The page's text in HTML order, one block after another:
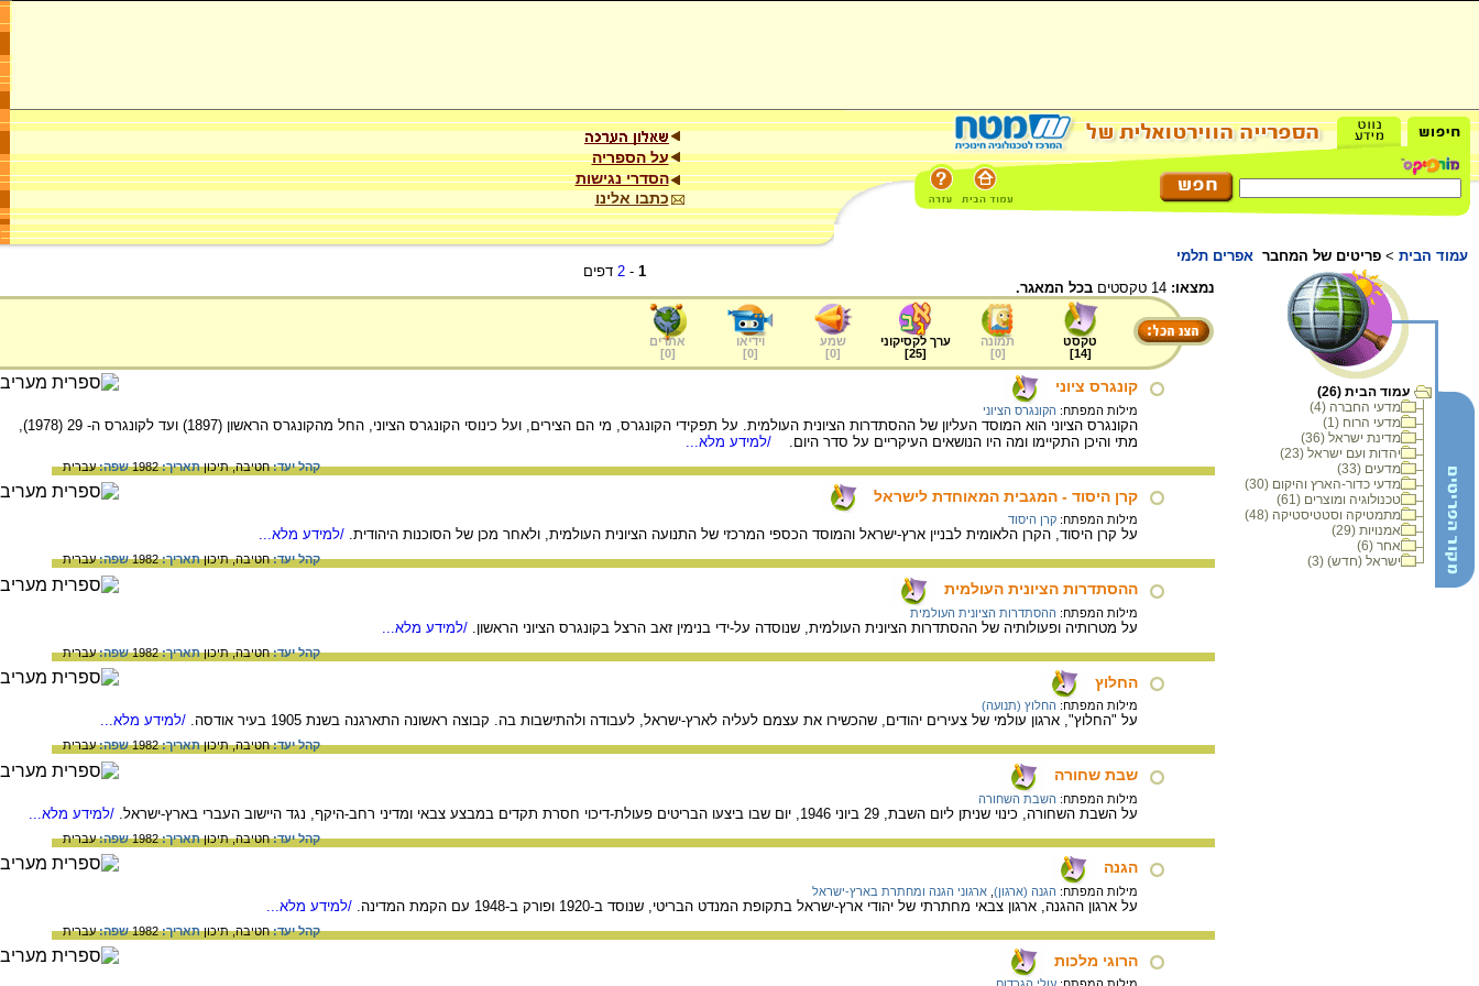
על הספריה
הסדרי נגישות
כתבו אלינו
עמוד הבית > פריטים של המחבר אפרים תלמי
עמוד הבית (26)
מדעי החברה (4)
מדעי הרוח (1)
מדינת ישראל (36)
יהדות ועם ישראל (23)
מדעים (33)
מדעי כדור-הארץ והיקום (30)
טכנולוגיה ומוצרים (61)
מתמטיקה וסטטיסטיקה (48)
אמנויות (29)
אחר (6)
ישראל (חדש) (3)
1
-
2 דפים
נמצאו:
בכל המאגר.
טקסט
[
14
]
תמונה
[
0
]
ערך לקסיקוני
[
25
]
שמע
[
0
]
וידיאו
[
0
]
אתרים
[
0
]
קונגרס ציוני
מילות המפתח: הקונגרס הציוני
הקונגרס הציוני הוא המוסד העליון של ההסתדרות הציונית העולמית. על תפקידי הקונגרס, מי הם הצירים, ועל כינוסי הקונגרס הציוני, החל מהקונגרס הראשון (1897) ועד לקונגרס ה- 29 (1978),
מתי והיכן התקיימו ומה היו הנושאים העיקריים על סדר היום.
/למידע מלא...
קהל יעד:חטיבה,תיכוןתאריך:1982 שפה:עברית
קרן היסוד - המגבית המאוחדת לישראל
מילות המפתח: קרן היסוד
על קרן היסוד, הקרן הלאומית לבניין ארץ-ישראל והמוסד הכספי המרכזי של התנועה הציונית העולמית, ולאחר מכן של הסוכנות היהודית. /למידע מלא...
קהל יעד:חטיבה,תיכוןתאריך:1982 שפה:עברית
ההסתדרות הציונית העולמית
מילות המפתח: ההסתדרות הציונית העולמית
על מטרותיה ופעולותיה של ההסתדרות הציונית העולמית, שנוסדה על-ידי בנימין זאב הרצל בקונגרס הציוני הראשון. /למידע מלא...
קהל יעד:חטיבה,תיכוןתאריך:1982 שפה:עברית
החלוץ
מילות המפתח: החלוץ (תנועה)
על "החלוץ", ארגון עולמי של צעירים יהודים, שהכשירו את עצמם לעליה לארץ-ישראל, לעבודה ולהתישבות בה. קבוצה ראשונה התארגנה בשנת 1905 בעיר אודסה. /למידע מלא...
קהל יעד:חטיבה,תיכוןתאריך:1982 שפה:עברית
שבת שחורה
מילות המפתח: השבת השחורה
על השבת השחורה, כינוי שניתן ליום השבת, 29 ביוני 1946, יום שבו ביצעו הבריטים פעולת-דיכוי חסרת תקדים במבצע צבאי ומדיני רחב-היקף, נגד היישוב העברי בארץ-ישראל. /למידע מלא...
קהל יעד:חטיבה,תיכוןתאריך:1982 שפה:עברית
הגנה
מילות המפתח: הגנה (ארגון) ארגוני הגנה ומחתרת בארץ-ישראל
על ארגון ההגנה, ארגון צבאי מחתרתי של יהודי ארץ-ישראל בתקופת המנדט הבריטי, שנוסד ב-1920 ופורק ב-1948 עם הקמת המדינה. /למידע מלא...
קהל יעד:חטיבה,תיכוןתאריך:1982 שפה:עברית
הרוגי מלכות